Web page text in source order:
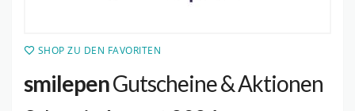
SHOP ZU DEN FAVORITEN
smilepenGutscheine & Aktionen